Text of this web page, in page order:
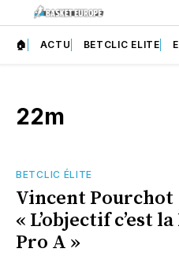
🏠 ACTU BETCLIC ELITE
22m
BETCLIC ÉLITE
Vincent Pourchot
« L’objectif c’est
Pro A »